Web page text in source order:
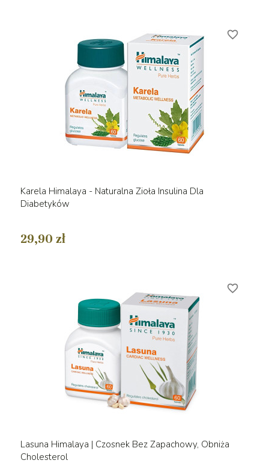
Karela Himalaya - Naturalna Zioła Insulina Dla
Diabetyków
29,90 zł
favorite_border
Lasuna Himalaya | Czosnek Bez Zapachowy, Obniża
Cholesterol
favorite_border